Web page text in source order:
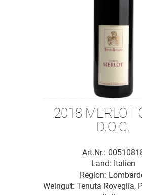
2018 MERLOT
D.O.C.
Art.Nr.:
Weingut: Tenuta Roveglia,
Region:
Land: Italien